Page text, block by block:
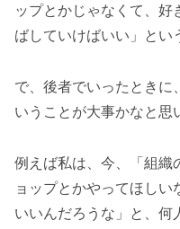
ップとかじゃなくて、好
ばしていけばいい」とい
で、後者でいったときに、
いうことが大事かなと思
例えば私は、今、「組織
ョップとかやってほし
いいんだろうな」と、何